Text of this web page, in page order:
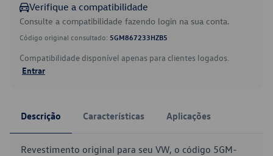
Verifique a compatibilidade
Consulte a compatibilidade fazendo login na sua conta.
Código original consultado: 5GM867233HZB5
Compatibilidade disponível apenas para clientes logados.
Entrar
Descrição Características Aplicações
Revestimento original para seu VW, o código 5GM-